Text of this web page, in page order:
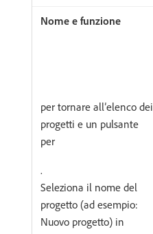
per tornare all’elenco dei
progetti e un pulsante
per
.
Seleziona il nome del
progetto (ad esempio:
Nuovo progetto) in